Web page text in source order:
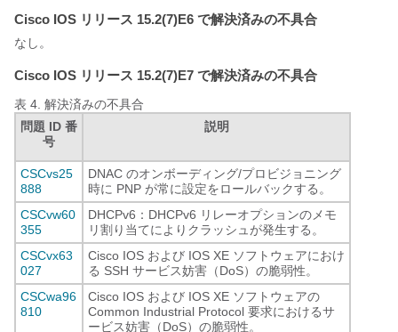
Cisco IOS リリース 15.2(7)E6 で解決済みの不具合
なし。
Cisco IOS リリース 15.2(7)E7 で解決済みの不具合
表 4. 解決済みの不具合
問題 ID 番
号
説明
CSCvs25
888
DNAC のオンボーディング/プロビジョニング
時に PNP が常に設定をロールバックする。
CSCvw60
355
DHCPv6：DHCPv6 リレーオプションのメモ
リ割り当てによりクラッシュが発生する。
CSCvx63
027
Cisco IOS および IOS XE ソフトウェアにおけ
る SSH サービス妨害（DoS）の脆弱性。
CSCwa96
810
Cisco IOS および IOS XE ソフトウェアの
Common Industrial Protocol 要求におけるサ
ービス妨害（DoS）の脆弱性。